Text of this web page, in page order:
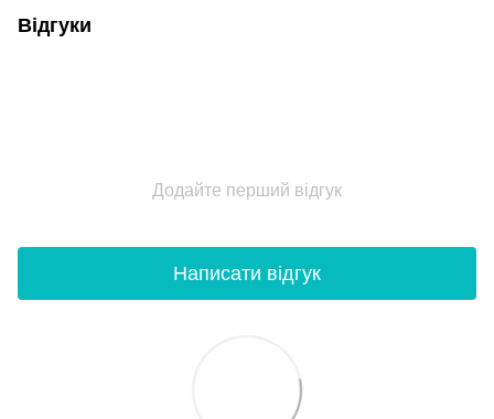
Відгуки
Додайте перший відгук
Написати відгук